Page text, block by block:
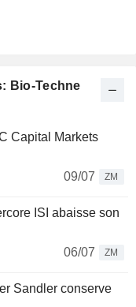
Bio-Techne
Capital Markets
09/07
ZM
ISI abaisse son
06/07
ZM
Sandler conserve